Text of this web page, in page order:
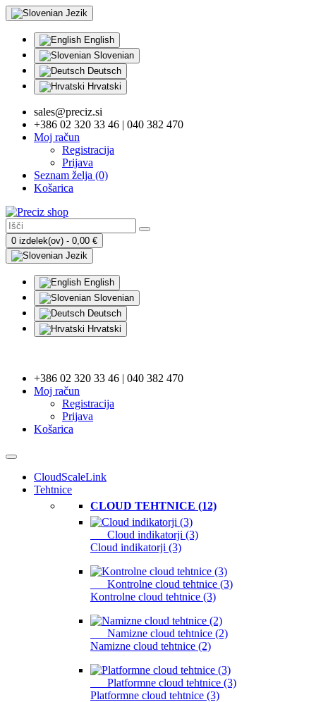
Jezik
English
Slovenian
Deutsch
Hrvatski
sales@preciz.si
+386 02 320 33 46 | 040 382 470
Moj račun
Registracija
Prijava
Seznam želja (0)
Košarica
0 izdelek(ov) - 0,00 €
Jezik
English
Slovenian
Deutsch
Hrvatski
+386 02 320 33 46 | 040 382 470
Moj račun
Registracija
Prijava
Košarica
CloudScaleLink
Tehtnice
CLOUD TEHTNICE (12)
Cloud indikatorji (3)
Cloud indikatorji (3)
Kontrolne cloud tehtnice (3)
Kontrolne cloud tehtnice (3)
Namizne cloud tehtnice (2)
Namizne cloud tehtnice (2)
Platformne cloud tehtnice (3)
Platformne cloud tehtnice (3)